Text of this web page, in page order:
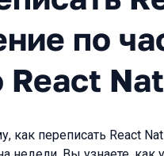
по
React
как переписать React